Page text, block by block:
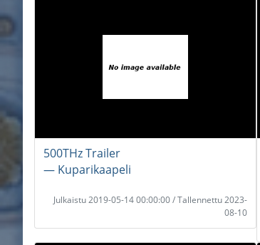
500THz Trailer
― Kuparikaapeli
Julkaistu 2019-05-14 00:00:00 / Tallennettu 2023-
08-10